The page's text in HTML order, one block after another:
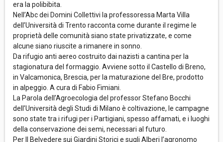
era la polibibita.
Nell’Abc dei Domini Collettivi la professoressa Marta Villa
dell’Università di Trento racconta come durante il regime le
proprietà delle comunità siano state privatizzate, e come
alcune siano riuscite a rimanere in sonno.
Da rifugio anti aereo costruito dai nazisti a cantina per la
stagionatura del formaggio. Avviene sotto il Castello di Breno,
in Valcamonica, Brescia, per la maturazione del Bre, prodotto
in alpeggio. A cura di Fabio Fimiani.
La Parola dell’Agroecologia del professor Stefano Bocchi
dell’Università degli Studi di Milano è coltivazione, le campagne
sono state tra i rifugi per i Partigiani, spesso affamati, e i luoghi
della conservazione dei semi, necessari al futuro.
Per Il Belvedere sui Giardini Storici e sugli Alberi l’agronomo